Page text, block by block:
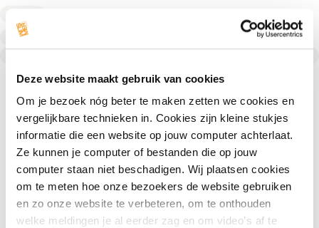
Deze website maakt gebruik van cookies
Om je bezoek nóg beter te maken zetten we cookies en
vergelijkbare technieken in. Cookies zijn kleine stukjes
informatie die een website op jouw computer achterlaat.
Ze kunnen je computer of bestanden die op jouw
computer staan niet beschadigen. Wij plaatsen cookies
om te meten hoe onze bezoekers de website gebruiken
en zo onze website te verbeteren, om te onthouden
welke meldingen je al eerder zag en om video’s af te
Diëtist
Diëtist